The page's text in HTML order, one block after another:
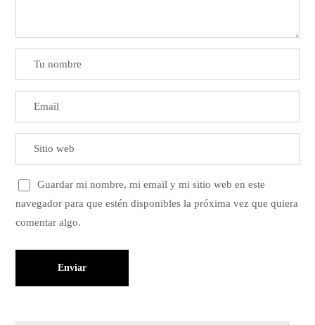
Guardar mi nombre, mi email y mi sitio web en este
navegador para que estén disponibles la próxima vez que quiera
comentar algo.